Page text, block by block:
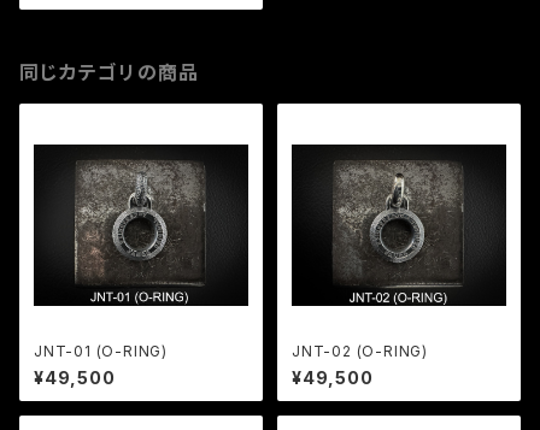
同じカテゴリの商品
JNT-01 (O-RING)
¥49,500
JNT-02 (O-RING)
¥49,500